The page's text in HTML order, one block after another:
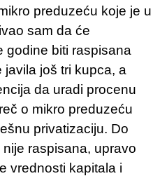
preduzeću koje je u
sam da će
godine biti raspisana
još tri kupca, a
da uradi procenu
o mikro preduzeću
privatizaciju. Do
raspisana, upravo
vrednosti kapitala i